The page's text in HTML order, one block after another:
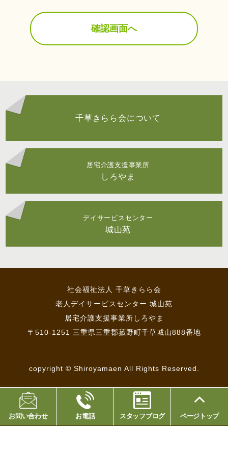
千草きらら会について
居宅介護支援事業所
しろやま
デイサービスセンター
城山苑
社会福祉法人 千草きらら会
老人デイサービスセンター 城山苑
居宅介護支援事業所しろやま
〒510-1251 三重県三重郡菰野町千草城山888番地
copyright © Shiroyamaen All Rights Reserved.
お問い合わせ お電話 スタッフブログ ページトップ